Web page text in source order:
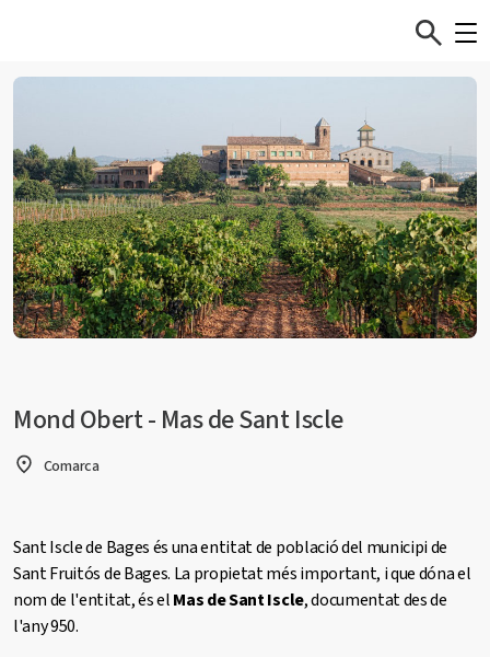
Mond Obert - Mas de Sant Iscle
Comarca
Sant Iscle de Bages és una entitat de població del municipi de
Sant Fruitós de Bages. La propietat més important, i que dóna el
nom de l'entitat, és elMas de Sant Iscle, documentat des de
l'any 950.